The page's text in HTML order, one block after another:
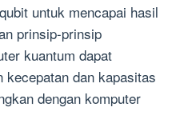
untuk mencapai hasil
prinsip-prinsip
kuantum dapat
kecepatan dan kapasitas
dengan komputer